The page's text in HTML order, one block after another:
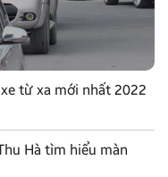
từ xa mới nhất 2022
Hà tìm hiểu màn